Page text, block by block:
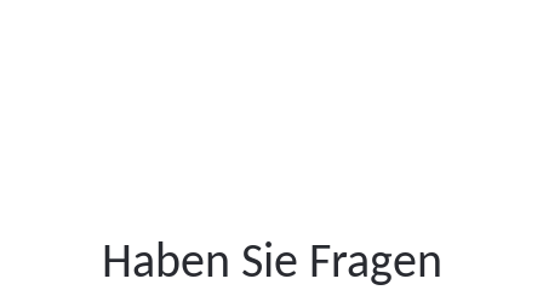
Haben Sie Fragen